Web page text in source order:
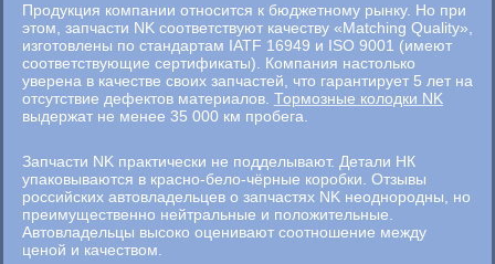
Продукция компании относится к бюджетному рынку. Но при
этом, запчасти NK соответствуют качеству «Matching Quality»,
изготовлены по стандартам IATF 16949 и ISO 9001 (имеют
соответствующие сертификаты). Компания настолько
уверена в качестве своих запчастей, что гарантирует 5 лет на
отсутствие дефектов материалов. Тормозные колодки NK
выдержат не менее 35 000 км пробега.
Запчасти NK практически не подделывают. Детали НК
упаковываются в красно-бело-чёрные коробки. Отзывы
российских автовладельцев о запчастях NK неоднородны, но
преимущественно нейтральные и положительные.
Автовладельцы высоко оценивают соотношение между
ценой и качеством.